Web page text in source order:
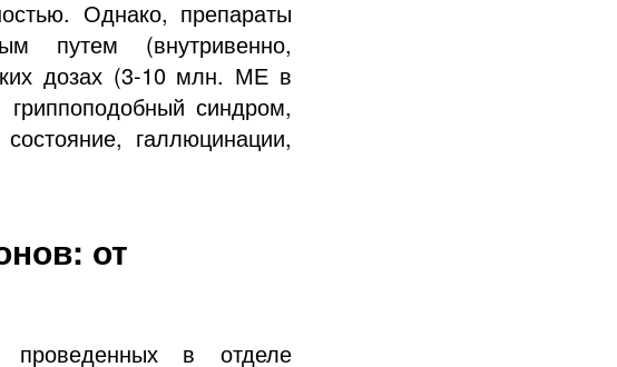
Однако, препараты
путем (внутривенно,
дозах (3-10 млн. МЕ в
синдром,
галлюцинации,
от
проведенных в отделе